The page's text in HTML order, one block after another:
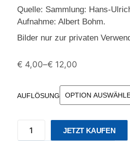
Quelle: Sammlung: Hans-
Aufnahme: Albert Bohm.
Bilder nur zur privaten
€ 4,00–€ 12,00
AUFLÖSUNG
JETZT KAUFEN